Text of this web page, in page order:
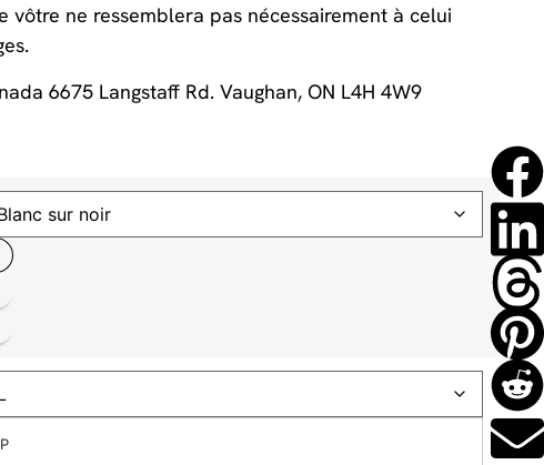
vôtre ne ressemblera pas nécessairement à celui
6675 Langstaff Rd. Vaughan, ON L4H 4W9
P